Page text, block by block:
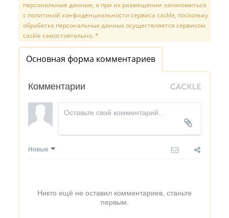
персональные данные, а при их размещении ознакомиться
с политикой конфиденциальности сервиса cackle, поскольку
обработка персональных данных осуществляется сервисом
cackle самостоятельно. *
Основная форма комментариев
Комментарии
Новые
Никто ещё не оставил комментариев, станьте
первым.